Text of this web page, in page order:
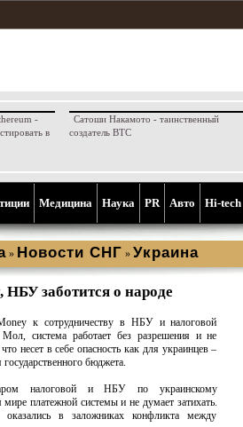
-
в
Сатоши Накамото - таинственный
создатель BTC
Медицина Наука PR Aвто Hi-tech
» Новости СНГ » Украина
заботится о народе
к сотрудничеству в НБУ и налоговой
система работает без разрешения и не
несет в себе опасность как для украинцев –
бюджета.
налоговой и НБУ по украинскому
платежной системы и не думает затихать.
оказались в заложниках конфликта между